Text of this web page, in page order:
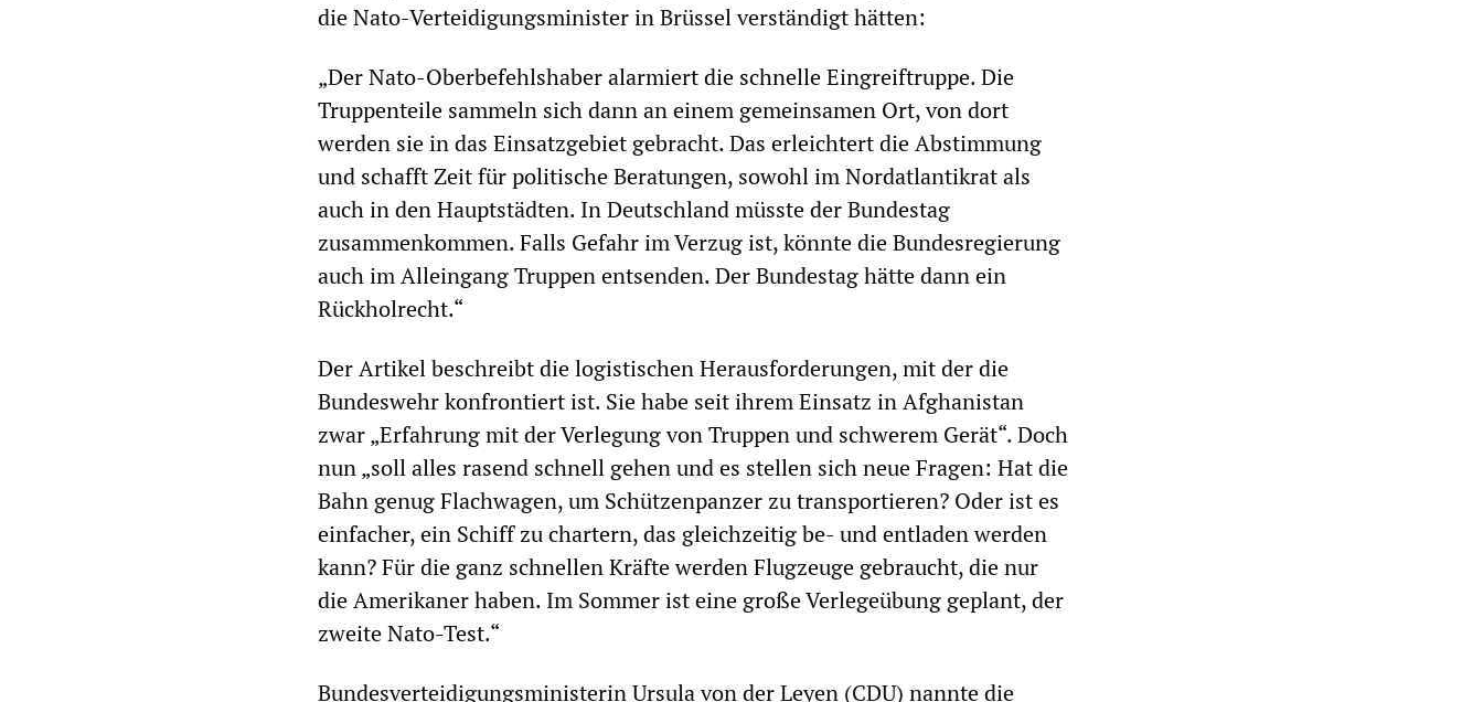
die Nato-Verteidigungsminister in Brüssel verständigt hätten:
„Der Nato-Oberbefehlshaber alarmiert die schnelle Eingreiftruppe. Die
Truppenteile sammeln sich dann an einem gemeinsamen Ort, von dort
werden sie in das Einsatzgebiet gebracht. Das erleichtert die Abstimmung
und schafft Zeit für politische Beratungen, sowohl im Nordatlantikrat als
auch in den Hauptstädten. In Deutschland müsste der Bundestag
zusammenkommen. Falls Gefahr im Verzug ist, könnte die Bundesregierung
auch im Alleingang Truppen entsenden. Der Bundestag hätte dann ein
Rückholrecht.“
Der Artikel beschreibt die logistischen Herausforderungen, mit der die
Bundeswehr konfrontiert ist. Sie habe seit ihrem Einsatz in Afghanistan
zwar „Erfahrung mit der Verlegung von Truppen und schwerem Gerät“. Doch
nun „soll alles rasend schnell gehen und es stellen sich neue Fragen: Hat die
Bahn genug Flachwagen, um Schützenpanzer zu transportieren? Oder ist es
einfacher, ein Schiff zu chartern, das gleichzeitig be- und entladen werden
kann? Für die ganz schnellen Kräfte werden Flugzeuge gebraucht, die nur
die Amerikaner haben. Im Sommer ist eine große Verlegeübung geplant, der
zweite Nato-Test.“
Bundesverteidigungsministerin Ursula von der Leyen (CDU) nannte die